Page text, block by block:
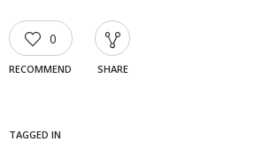
0
RECOMMEND SHARE
TAGGED IN